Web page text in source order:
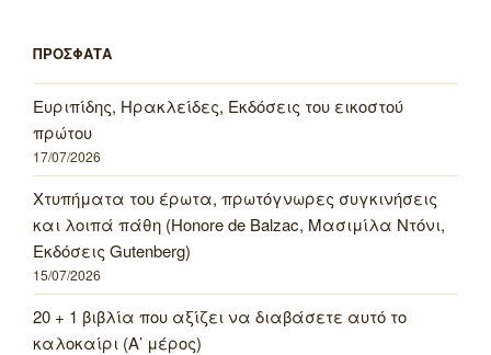
ΠΡΟΣΦΑΤΑ
Ευριπίδης, Ηρακλείδες, Εκδόσεις του εικοστού
πρώτου
17/07/2026
Χτυπήματα του έρωτα, πρωτόγνωρες συγκινήσεις
και λοιπά πάθη (Honore de Balzac, Μασιμίλα Ντόνι,
Εκδόσεις Gutenberg)
15/07/2026
20 + 1 βιβλία που αξίζει να διαβάσετε αυτό το
καλοκαίρι (Α’ μέρος)